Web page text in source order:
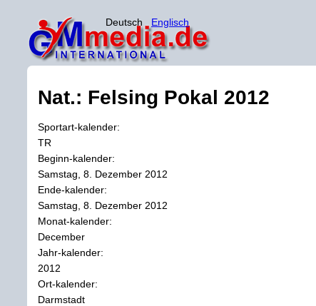
Deutsch Englisch
Nat.: Felsing Pokal 2012
Sportart-kalender:
TR
Beginn-kalender:
Samstag, 8. Dezember 2012
Ende-kalender:
Samstag, 8. Dezember 2012
Monat-kalender:
December
Jahr-kalender:
2012
Ort-kalender:
Darmstadt